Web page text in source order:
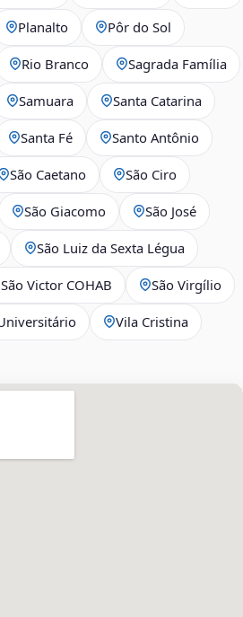
Planalto Pôr do Sol
Rio Branco Sagrada Família
Samuara Santa Catarina
Santa Fé Santo Antônio
São Caetano São Ciro
São Giacomo São José
São Luiz da Sexta Légua
São Victor COHAB São Virgílio
Vila Cristina